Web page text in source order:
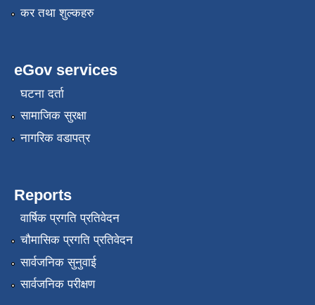
कर तथा शुल्कहरु
eGov services
घटना दर्ता
सामाजिक सुरक्षा
नागरिक वडापत्र
Reports
वार्षिक प्रगति प्रतिवेदन
चौमासिक प्रगति प्रतिवेदन
सार्वजनिक सुनुवाई
सार्वजनिक परीक्षण